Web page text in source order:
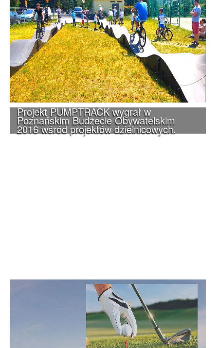
Projekt PUMPTRACK wygrał w
Poznańskim Budżecie Obywatelskim
2016 wśród projektów dzielnicowych.